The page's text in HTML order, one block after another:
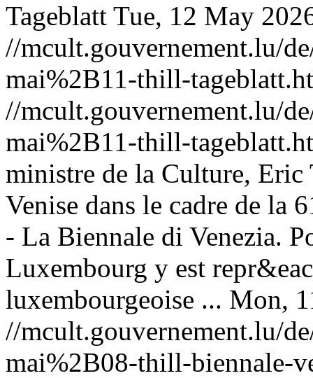
Tageblatt Tue, 12 May
//mcult.gouvernement.lu/
mai%2B11-thill-
//mcult.gouvernement.lu/
mai%2B11-thill-
ministre de la Culture,
Venise dans le cadre de la
- La Biennale di Venezia.
Luxembourg y est
luxembourgeoise ... Mon,
//mcult.gouvernement.lu/
mai%2B08-thill-biennale-